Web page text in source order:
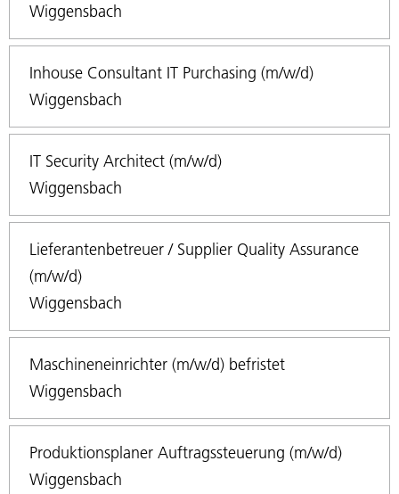
Wiggensbach
Inhouse Consultant IT Purchasing (m/w/d)
Wiggensbach
IT Security Architect (m/w/d)
Wiggensbach
Lieferantenbetreuer / Supplier Quality Assurance
(m/w/d)
Wiggensbach
Maschineneinrichter (m/w/d) befristet
Wiggensbach
Produktionsplaner Auftragssteuerung (m/w/d)
Wiggensbach